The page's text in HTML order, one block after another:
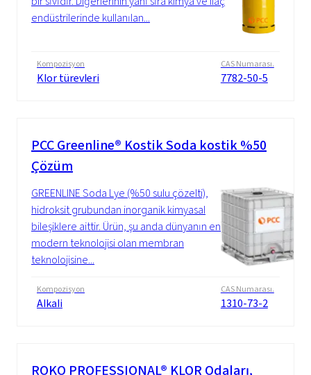
endüstrilerinde kullanılan...
Kompozisyon
Klor türevleri
CAS Numarası.
7782-50-5
PCC Greenline® Kostik Soda kostik %50
Çözüm
GREENLINE Soda Lye (%50 sulu çözelti),
hidroksit grubundan inorganik kimyasal
bileşiklere aittir. Ürün, şu anda dünyanın en
modern teknolojisi olan membran
teknolojisine...
Kompozisyon
Alkali
CAS Numarası.
1310-73-2
ROKO PROFESSIONAL® KLOR Odaları,